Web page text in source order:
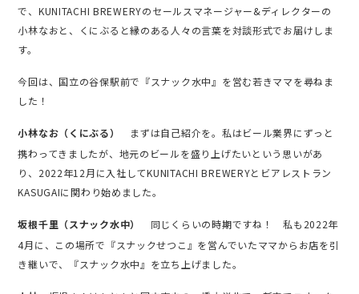
で、KUNITACHI BREWERYのセールスマネージャー&ディレクターの
小林なおと、くにぶると縁のある人々の言葉を対談形式でお届けしま
す。
今回は、国立の谷保駅前で『スナック水中』を営む若きママを尋ねま
した！
小林なお（くにぶる）
まずは自己紹介を。私はビール業界にずっと
携わってきましたが、地元のビールを盛り上げたいという思いがあ
り、2022年12月に入社してKUNITACHI BREWERYとビアレストラン
KASUGAIに関わり始めました。
坂根千里（スナック水中）
同じくらいの時期ですね！ 私も2022年
4月に、この場所で『スナックせつこ』を営んでいたママからお店を引
き継いで、『スナック水中』を立ち上げました。